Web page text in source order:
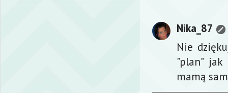
Nika_87
Nie
"plan"
mamą